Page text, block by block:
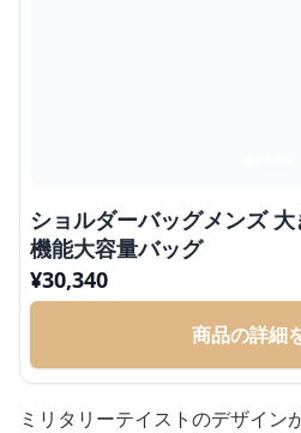
ショルダーバッグメンズ
機能大容量バッグ
¥30,340
商品の詳細
ミリタリーテイストのデザイン